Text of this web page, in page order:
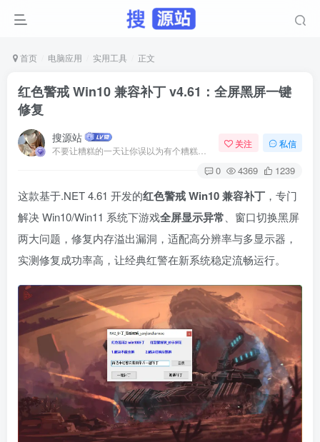
首页 电脑应用 实用工具 正文
红色警戒 Win10 兼容补丁 v4.61：全屏黑屏一键
修复
搜源站 关注 私信
0 4369 1239
这款基于.NET 4.61 开发的红色警戒 Win10 兼容补丁 ，专门
解决 Win10/Win11 系统下游戏全屏显示异常 、窗口切换黑屏
两大问题，修复内存溢出漏洞，适配高分辨率与多显示器，
实测修复成功率高，让经典红警在新系统稳定流畅运行。